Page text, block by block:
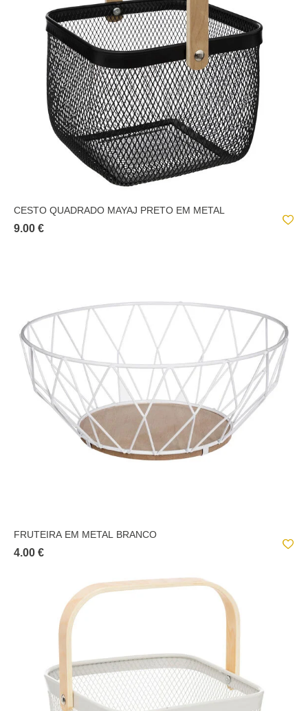
CESTO QUADRADO MAYAJ PRETO EM METAL
9.00 €
FRUTEIRA EM METAL BRANCO
4.00 €